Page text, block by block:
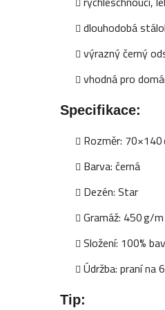
dlouhodobá
výrazný černý
vhodná pro
Specifikace:
Rozměr: 70×140
Barva: černá
Dezén: Star
Gramáž: 450 g/m
Složení: 100%
Údržba: praní na
Tip: